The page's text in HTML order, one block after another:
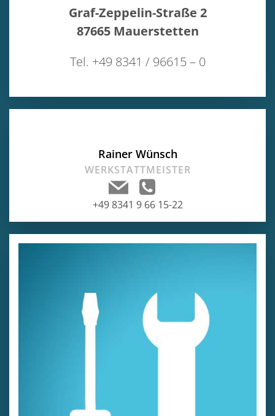
Graf-Zeppelin-Straße 2
87665 Mauerstetten
Tel. +49 8341 / 96615 – 0
Rainer Wünsch
WERKSTATTMEISTER
+49 8341 9 66 15-22